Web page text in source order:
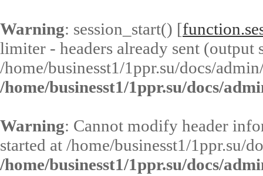
Warning: session_start() [
limiter - headers already sent (output
/home/businesst1/1ppr.su/docs/
/home/businesst1/1ppr.su/docs/
Warning: Cannot modify header
started at /home/businesst1/1ppr.su/
/home/businesst1/1ppr.su/docs/